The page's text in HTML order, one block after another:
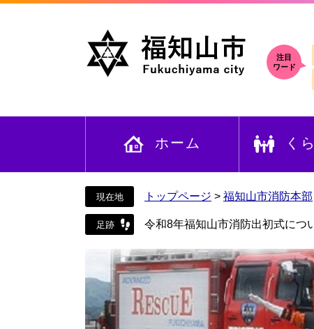
文
注目
ワード
ホーム く
トップページ > 福知山市消防本部
令和8年福知山市消防出初式につ